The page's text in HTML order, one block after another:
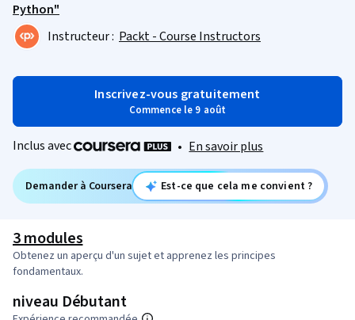
Python"
Instructeur : Packt - Course Instructors
Inscrivez-vous gratuitement
Commence le 9 août
Inclus avec • En savoir plus
Demander à Coursera Est-ce que cela me convient ?
3 modules
Obtenez un aperçu d'un sujet et apprenez les principes
fondamentaux.
niveau Débutant